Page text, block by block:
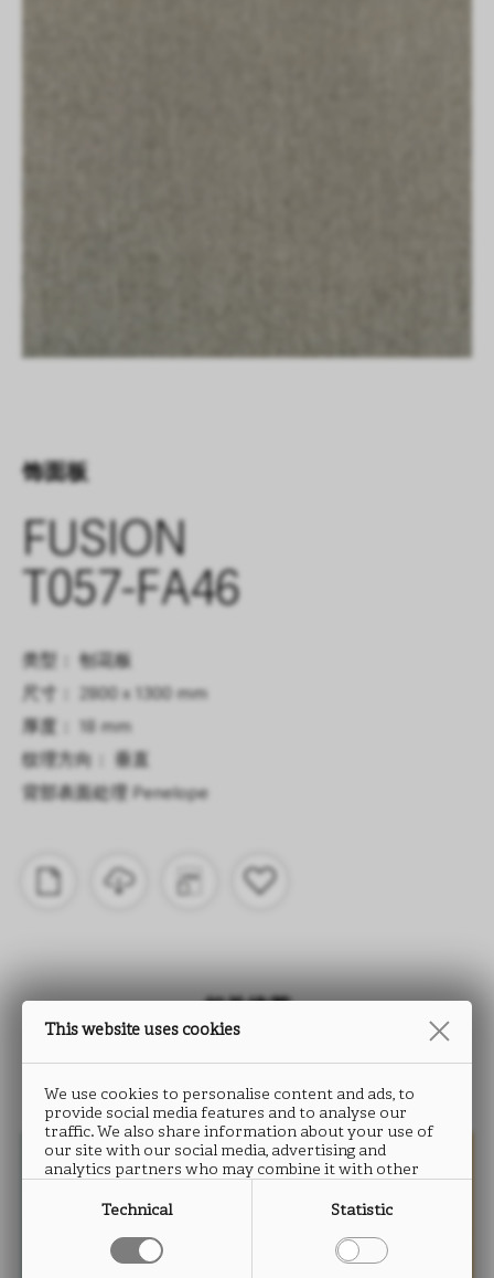
饰面板
FUSION
T057-FA46
类型： 刨花板
尺寸： 2800 x 1300 mm
厚度： 18 mm
纹理方向： 垂直
背部表面处理
Penelope
相关推荐
This website uses cookies
We use cookies to personalise content and ads, to
provide social media features and to analyse our
traffic. We also share information about your use of
our site with our social media, advertising and
analytics partners who may combine it with other
they have collected from your use of their services.
Technical Statistic